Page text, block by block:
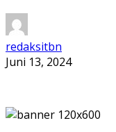
redaksitbn
Juni 13, 2024